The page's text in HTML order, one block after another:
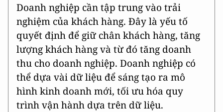
Doanh nghiệp cần tập trung vào trải
nghiệm của khách hàng. Đây là yếu tố
quyết định để giữ chân khách hàng, tăng
lượng khách hàng và từ đó tăng doanh
thu cho doanh nghiệp. Doanh nghiệp có
thể dựa vài dữ liệu để sáng tạo ra mô
hình kinh doanh mới, tối ưu hóa quy
trình vận hành dựa trên dữ liệu.